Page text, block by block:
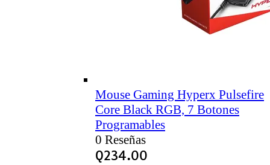
Mouse Gaming Hyperx Pulsefire
Core Black RGB, 7 Botones
Programables
0 Reseñas
Q234.00